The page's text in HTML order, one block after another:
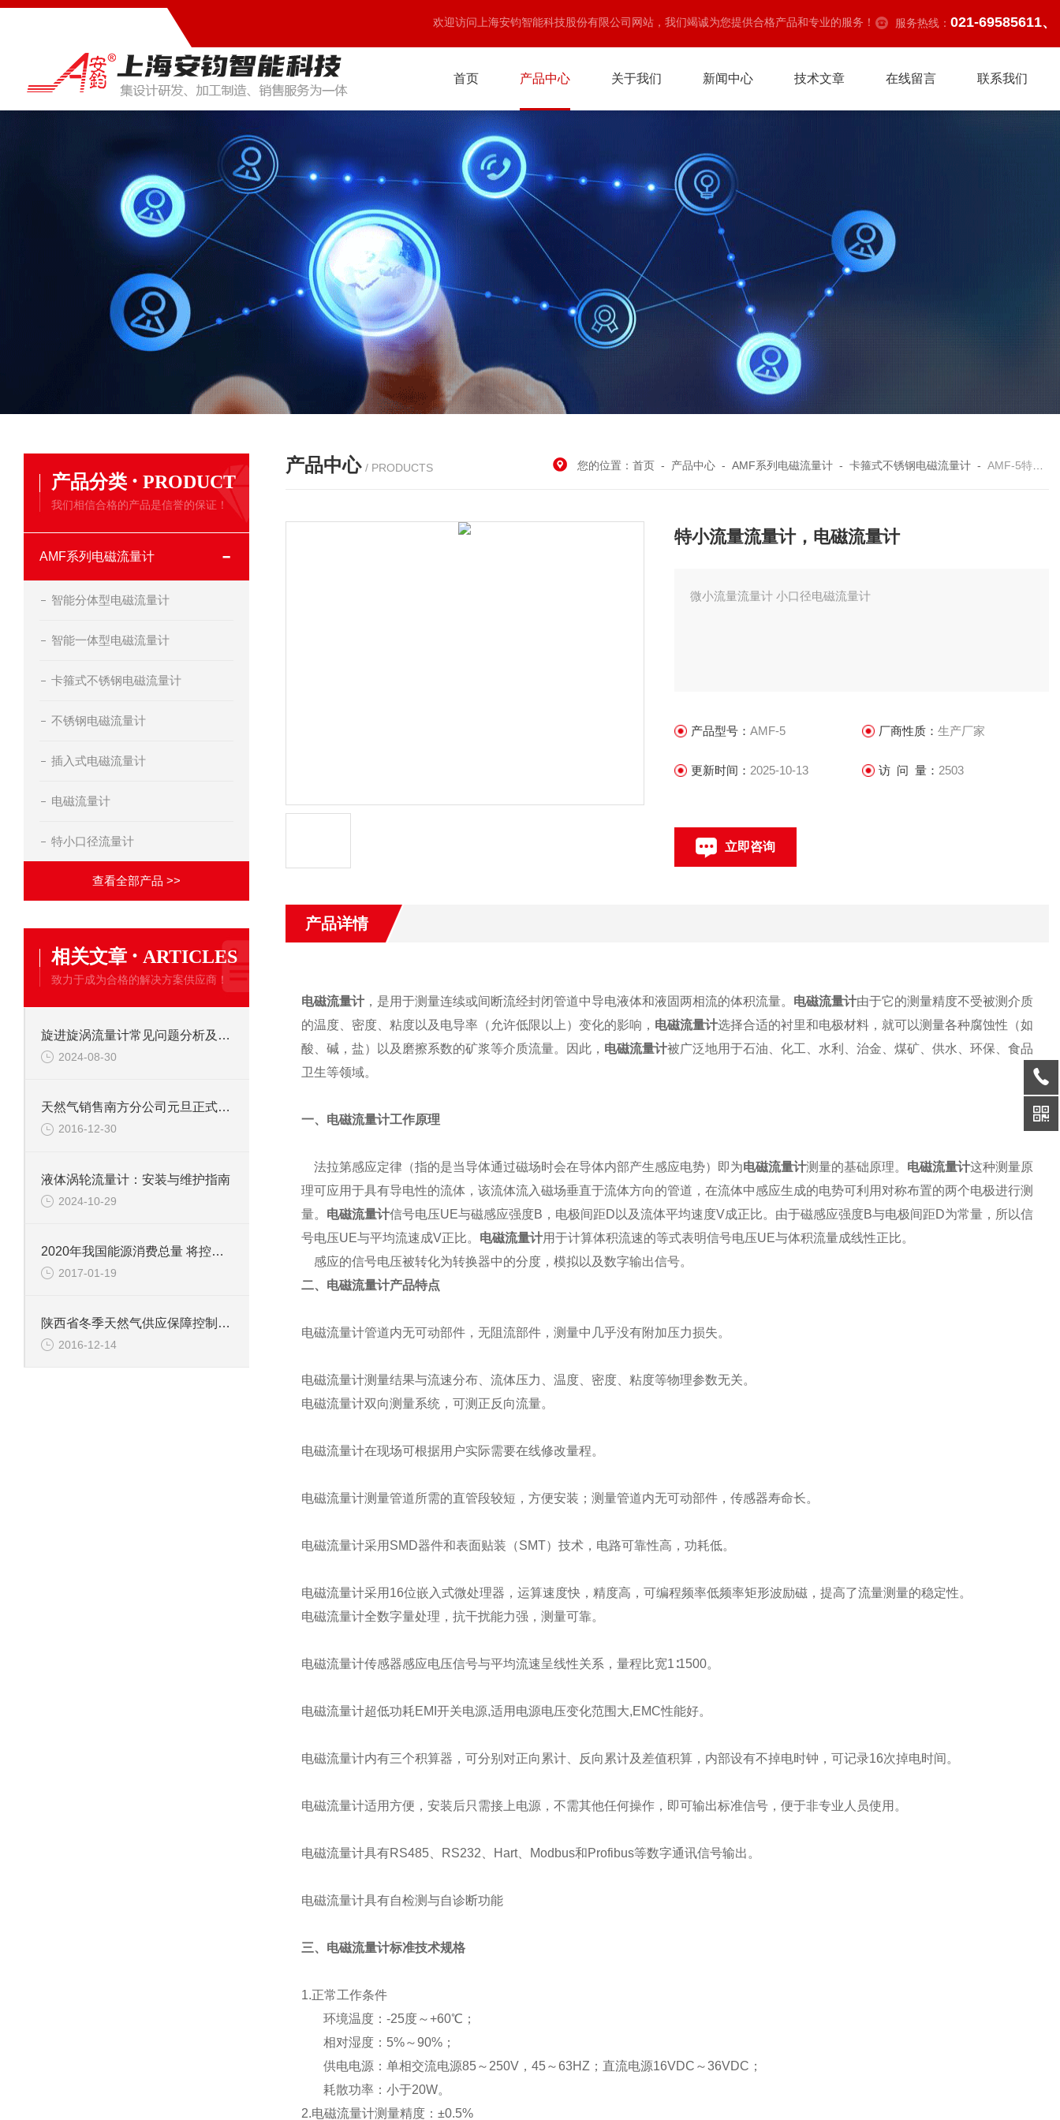
欢迎访问上海安钧智能科技股份有限公司网站，我们竭诚为您提供合格产品和专业的服务！ 服务热线： 021-69585611、
首页 产品中心 关于我们 新闻中心 技术文章 在线留言 联系我们
产品分类 · PRODUCT
我们相信合格的产品是信誉的保证！
AMF系列电磁流量计
智能分体型电磁流量计
智能一体型电磁流量计
卡箍式不锈钢电磁流量计
不锈钢电磁流量计
插入式电磁流量计
电磁流量计
特小口径流量计
查看全部产品 >>
相关文章 · ARTICLES
致力于成为合格的解决方案供应商！
旋进旋涡流量计常见问题分析及解决方法
2024-08-30
天然气销售南方分公司元旦正式挂牌运行
2016-12-30
液体涡轮流量计：安装与维护指南
2024-10-29
2020年我国能源消费总量 将控制在50亿吨标准煤以内
2017-01-19
陕西省冬季天然气供应保障控制性工程竣工
2016-12-14
产品中心 / PRODUCTS 您的位置：首页 - 产品中心 -AMF系列电磁流量计 -卡箍式不锈钢电磁流量计 -AMF-5特小流量流量计，电磁流量计
特小流量流量计，电磁流量计
微小流量流量计 小口径电磁流量计
产品型号：AMF-5 厂商性质： 生产厂家
更新时间： 2025-10-13 访 问 量： 2503
立即咨询
产品详情
电磁流量计，是用于测量连续或间断流经封闭管道中导电液体和液固两相流的体积流量。 电磁流量计由于它的测量精度不受被测介质
的温度、密度、粘度以及电导率（允许低限以上）变化的影响， 电磁流量计选择合适的衬里和电极材料，就可以测量各种腐蚀性（如
酸、碱，盐）以及磨擦系数的矿浆等介质流量。因此， 电磁流量计被广泛地用于石油、化工、水利、治金、煤矿、供水、环保、食品
卫生等领域。
一、电磁流量计工作原理
法拉第感应定律（指的是当导体通过磁场时会在导体内部产生感应电势）即为电磁流量计测量的基础原理。 电磁流量计这种测量原
理可应用于具有导电性的流体，该流体流入磁场垂直于流体方向的管道，在流体中感应生成的电势可利用对称布置的两个电极进行测
量。 电磁流量计信号电压UE与磁感应强度B，电极间距D以及流体平均速度V成正比。由于磁感应强度B与电极间距D为常量，所以信
号电压UE与平均流速成V正比。 电磁流量计用于计算体积流速的等式表明信号电压UE与体积流量成线性正比。
感应的信号电压被转化为转换器中的分度，模拟以及数字输出信号。
二、电磁流量计产品特点
电磁流量计管道内无可动部件，无阻流部件，测量中几乎没有附加压力损失。
电磁流量计测量结果与流速分布、流体压力、温度、密度、粘度等物理参数无关。
电磁流量计双向测量系统，可测正反向流量。
电磁流量计在现场可根据用户实际需要在线修改量程。
电磁流量计测量管道所需的直管段较短，方便安装；测量管道内无可动部件，传感器寿命长。
电磁流量计采用 SMD器件和表面贴装（SMT）技术，电路可靠性高，功耗低。
电磁流量计采用 16位嵌入式微处理器，运算速度快，精度高，可编程频率低频率矩形波励磁，提高了流量测量的稳定性。
电磁流量计全数字量处理，抗干扰能力强，测量可靠。
电磁流量计传感器感应电压信号与平均流速呈线性关系，量程比宽1 ∶1500。
电磁流量计超低功耗EMI 开关电源,适用电源电压变化范围大,EMC性能好。
电磁流量计内有三个积算器，可分别对正向累计、反向累计及差值积算，内部设有不掉电时钟，可记录16次掉电时间。
电磁流量计适用方便，安装后只需接上电源，不需其他任何操作，即可输出标准信号，便于非专业人员使用。
电磁流量计具有RS485、 RS232 Hart、 Modbus和Profibus等数字通讯信号输出。
电磁流量计具有自检测与自诊断功能
三、电磁流量计标准技术规格
1.正常工作条件
环境温度：-25度～+60℃；
相对湿度：5%～90%；
供电电源：单相交流电源85～250V，45～63HZ；直流电源16VDC～36VDC；
耗散功率：小于20W。
2.电磁流量计测量精度：±0.5%